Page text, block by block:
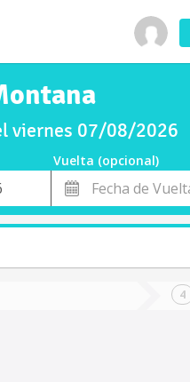
viernes 07/08/2026
Vuelta (opcional)
Fecha
de
Vuelta